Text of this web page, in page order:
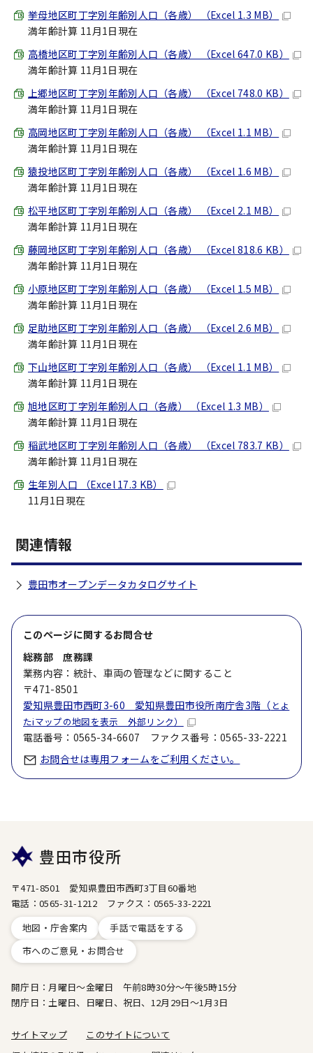
挙母地区町丁字別年齢別人口（各歳） （Excel 1.3 MB）
満年齢計算 11月1日現在
高橋地区町丁字別年齢別人口（各歳） （Excel 647.0 KB）
満年齢計算 11月1日現在
上郷地区町丁字別年齢別人口（各歳） （Excel 748.0 KB）
満年齢計算 11月1日現在
高岡地区町丁字別年齢別人口（各歳） （Excel 1.1 MB）
満年齢計算 11月1日現在
猿投地区町丁字別年齢別人口（各歳） （Excel 1.6 MB）
満年齢計算 11月1日現在
松平地区町丁字別年齢別人口（各歳） （Excel 2.1 MB）
満年齢計算 11月1日現在
藤岡地区町丁字別年齢別人口（各歳） （Excel 818.6 KB）
満年齢計算 11月1日現在
小原地区町丁字別年齢別人口（各歳） （Excel 1.5 MB）
満年齢計算 11月1日現在
足助地区町丁字別年齢別人口（各歳） （Excel 2.6 MB）
満年齢計算 11月1日現在
下山地区町丁字別年齢別人口（各歳） （Excel 1.1 MB）
満年齢計算 11月1日現在
旭地区町丁字別年齢別人口（各歳） （Excel 1.3 MB）
満年齢計算 11月1日現在
稲武地区町丁字別年齢別人口（各歳） （Excel 783.7 KB）
満年齢計算 11月1日現在
生年別人口 （Excel 17.3 KB）
11月1日現在
関連情報
豊田市オープンデータカタログサイト
このページに関するお問合せ
総務部 庶務課
業務内容：統計、車両の管理などに関すること
〒471-8501
愛知県豊田市西町3-60 愛知県豊田市役所南庁舎3階（ とよ
たiマップの地図を表示 外部リンク）
電話番号：0565-34-6607 ファクス番号：0565-33-2221
お問合せは専用フォームをご利用ください。
豊田市役所
〒471-8501 愛知県豊田市西町3丁目60番地
電話：0565-31-1212 ファクス：0565-33-2221
地図・庁舎案内
手話で電話をする
市へのご意見・お問合せ
開庁日：月曜日～金曜日 午前8時30分～午後5時15分
閉庁日：土曜日、日曜日、祝日、12月29日～1月3日
サイトマップ
このサイトについて